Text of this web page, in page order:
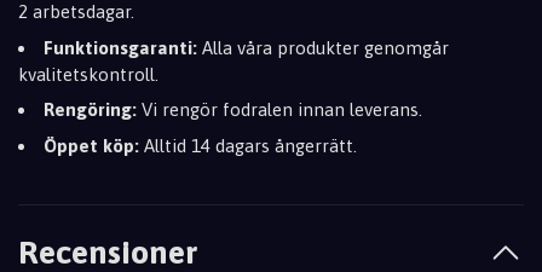
2 arbetsdagar.
Funktionsgaranti: Alla våra produkter genomgår
kvalitetskontroll.
Rengöring: Vi rengör fodralen innan leverans.
Öppet köp: Alltid 14 dagars ångerrätt.
Recensioner